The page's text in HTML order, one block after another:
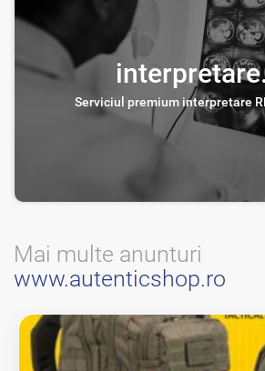
Serviciul premium interpretare
Mai multe anunturi
www.autenticshop.ro